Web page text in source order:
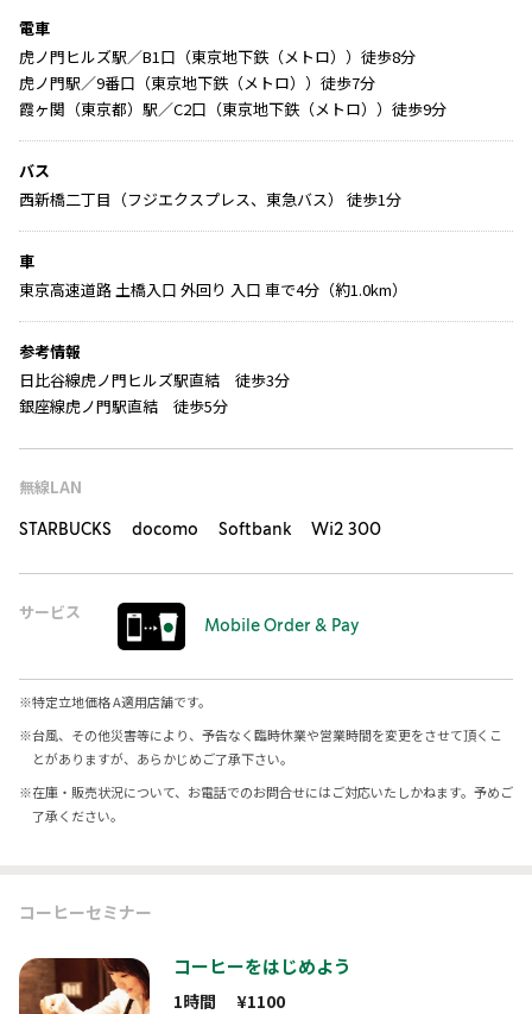
電車
虎ノ門ヒルズ駅／B1口（東京地下鉄（メトロ））徒歩8分
虎ノ門駅／9番口（東京地下鉄（メトロ））徒歩7分
霞ヶ関（東京都）駅／C2口（東京地下鉄（メトロ））徒歩9分
バス
西新橋二丁目（フジエクスプレス、東急バス） 徒歩1分
車
東京高速道路 土橋入口 外回り 入口 車で4分（約1.0km）
参考情報
日比谷線虎ノ門ヒルズ駅直結 徒歩3分
銀座線虎ノ門駅直結 徒歩5分
無線LAN
STARBUCKS docomo Softbank Wi2 300
サービス
Mobile Order & Pay
※特定立地価格 A適用店舗です。
※台風、その他災害等により、予告なく臨時休業や営業時間を変更をさせて頂くこ
とがありますが、あらかじめご了承下さい。
※在庫・販売状況について、お電話でのお問合せにはご対応いたしかねます。予めご
了承ください。
コーヒーセミナー
コーヒーをはじめよう
1時間 ¥1100